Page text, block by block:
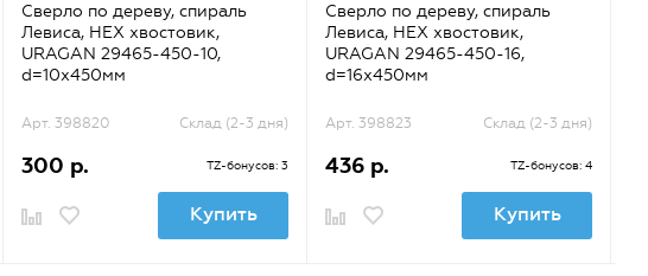
Сверло по дереву, спираль
Левиса, HEX хвостовик,
URAGAN 29465-450-10,
d=10х450мм
Арт. 398820 Склад (2-3 дня)
300 р. TZ-бонусов: 3
Купить
Сверло по дереву, спираль
Левиса, HEX хвостовик,
URAGAN 29465-450-16,
d=16х450мм
Арт. 398823 Склад (2-3 дня)
436 р. TZ-бонусов: 4
Купить